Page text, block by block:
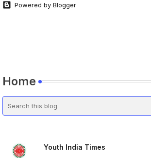
Powered by Blogger
Home
Youth India Times